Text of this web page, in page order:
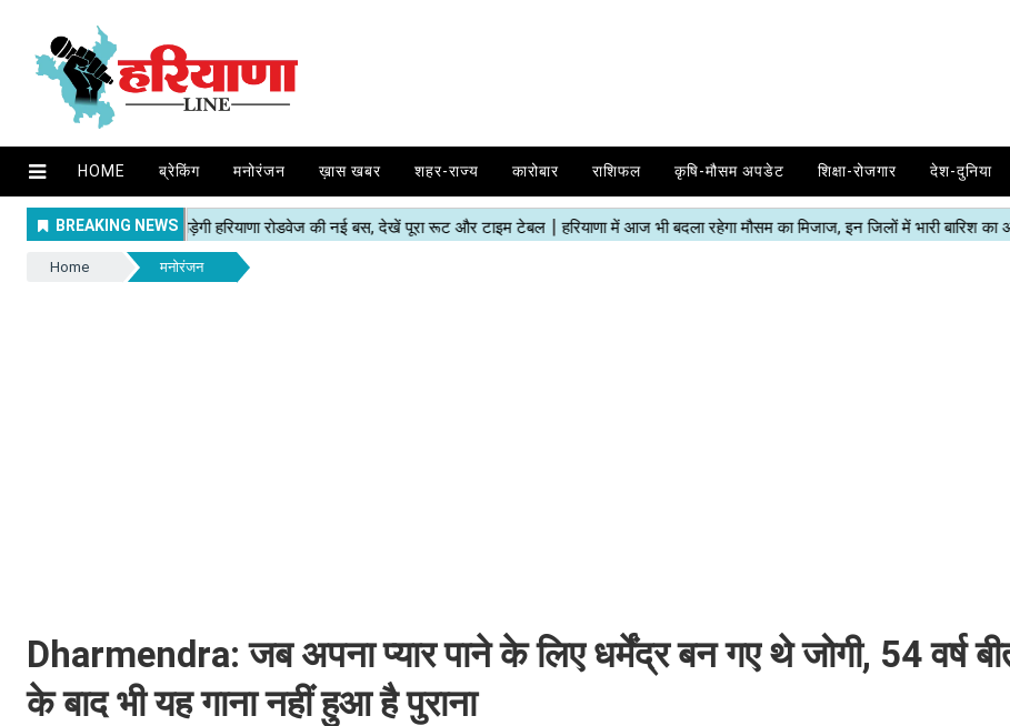
HOME ब्रेकिंग मनोरंजन ख़ास खबर शहर-राज्य कारोबार राशिफल कृषि-मौसम अपडेट शिक्षा-रोजगार देश-दुनिया
Home मनोरंजन
Dharmendra: जब अपना प्यार पाने के लिए धर्मेंद्र बन गए थे जोगी, 54 वर्ष
के बाद भी यह गाना नहीं हुआ है पुराना